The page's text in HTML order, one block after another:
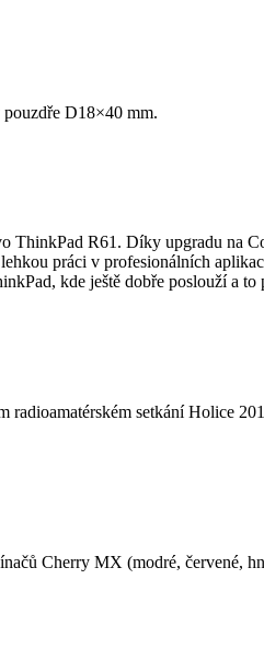
D18×40 mm.
ThinkPad R61. Díky upgradu na
práci v profesionálních
kde ještě dobře poslouží a
setkání Holice
Cherry MX (modré, červené,